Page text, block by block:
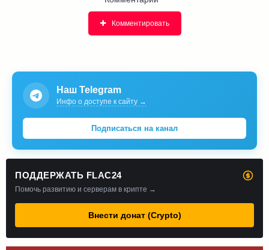
Комментировать
Наш Telegram
Инфо о доступе к сайту →
Подписаться на канал
ПОДДЕРЖАТЬ FLAC24
Помочь развитию и серверам в крипте →
Внести донат (Crypto)